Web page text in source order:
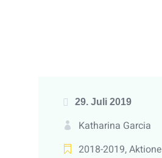
29. Juli 2019
Katharina Garcia
2018-2019,